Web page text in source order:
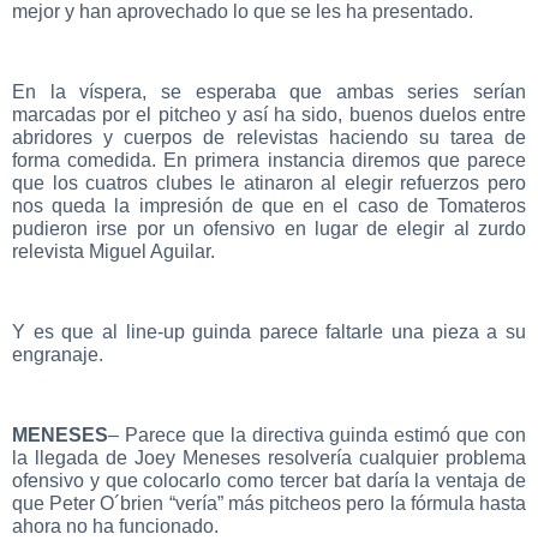
mejor y han aprovechado lo que se les ha presentado.
En la víspera, se esperaba que ambas series serían
marcadas por el pitcheo y así ha sido, buenos duelos entre
abridores y cuerpos de relevistas haciendo su tarea de
forma comedida. En primera instancia diremos que parece
que los cuatros clubes le atinaron al elegir refuerzos pero
nos queda la impresión de que en el caso de Tomateros
pudieron irse por un ofensivo en lugar de elegir al zurdo
relevista Miguel Aguilar.
Y es que al line-up guinda parece faltarle una pieza a su
engranaje.
MENESES– Parece que la directiva guinda estimó que con
la llegada de Joey Meneses resolvería cualquier problema
ofensivo y que colocarlo como tercer bat daría la ventaja de
que Peter O´brien “vería” más pitcheos pero la fórmula hasta
ahora no ha funcionado.